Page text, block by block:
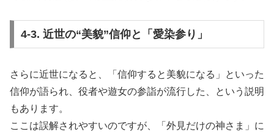
4-3. 近世の“美貌”信仰と「愛染参り」
さらに近世になると、「信仰すると美貌になる」といった
信仰が語られ、役者や遊女の参詣が流行した、という説明
もあります。
ここは誤解されやすいのですが、「外見だけの神さま」に